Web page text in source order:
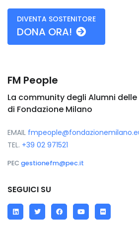
DIVENTA SOSTENITORE
DONA ORA!
FM People
La community degli Alumni
di Fondazione Milano
EMAIL
TEL. +39 02 971521
PEC gestionefm@pec.it
SEGUICI SU
LinkedInTwitterFacebookYouTube
Flickr